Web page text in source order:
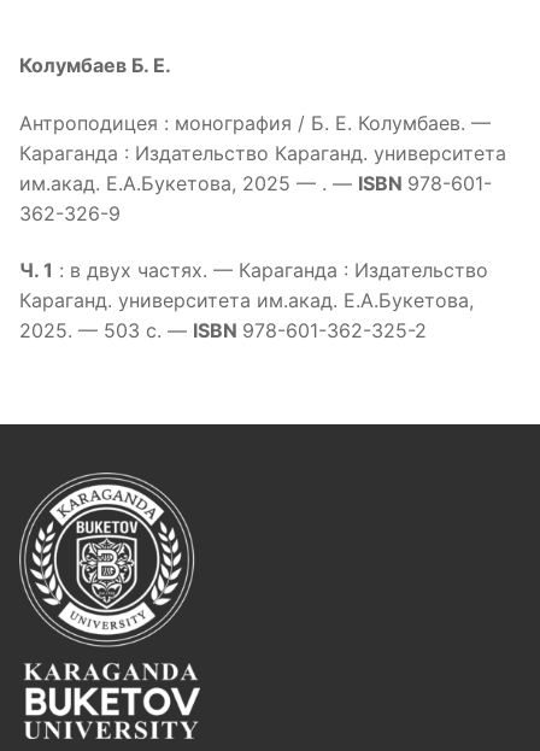
содержимому
Колумбаев Б. Е.
Антроподицея : монография / Б. Е. Колумбаев. —
Караганда : Издательство Караганд. университета
им.акад. Е.А.Букетова, 2025 — . — ISBN 978-601-
362-326-9
Ч. 1 : в двух частях. — Караганда : Издательство
Караганд. университета им.акад. Е.А.Букетова,
2025. — 503 с. — ISBN 978-601-362-325-2